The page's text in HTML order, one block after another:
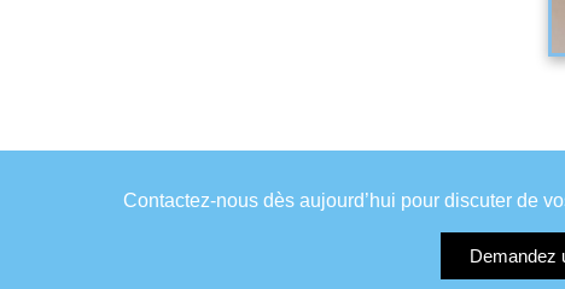
Contactez-nous dès aujourd’hui pour discuter de
Demandez